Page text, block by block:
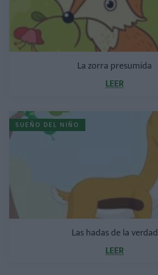
La zorra presumida
LEER
SUEÑO DEL NIÑO
Las hadas de la verdad
LEER